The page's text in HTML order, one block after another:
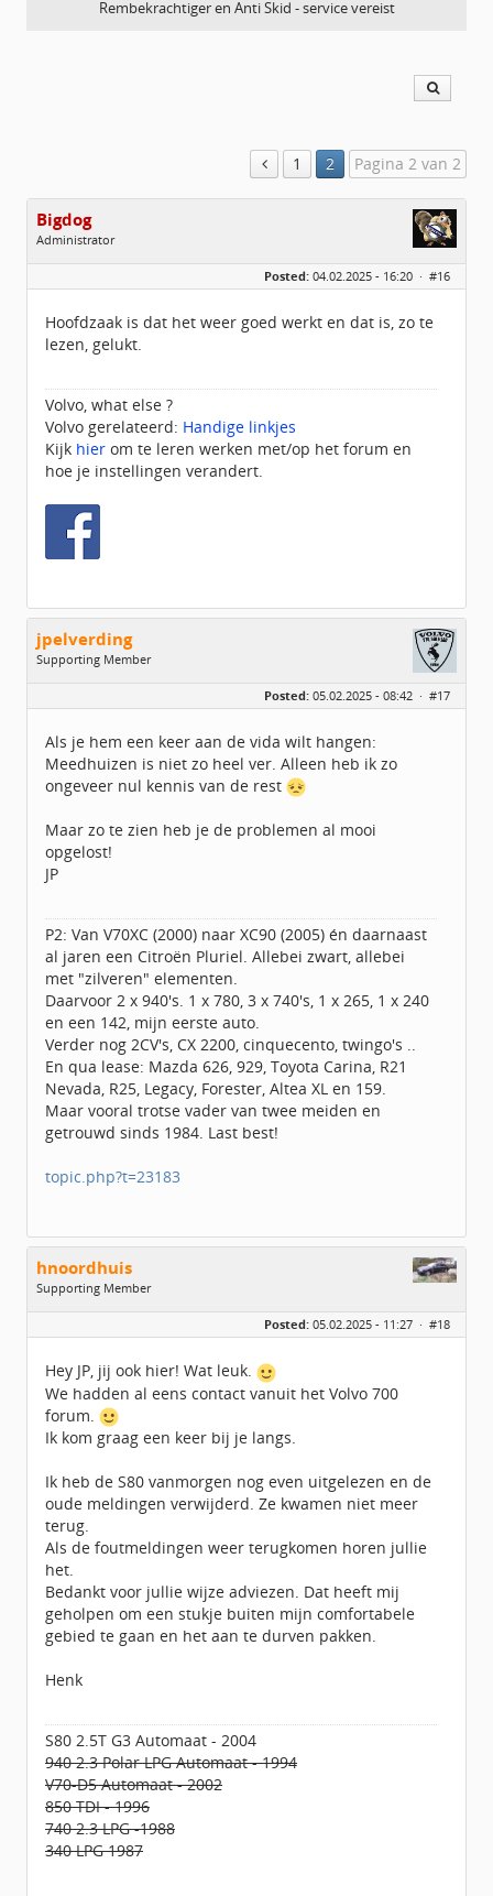
Rembekrachtiger en Anti Skid - service vereist
1 2 Pagina 2 van 2
Bigdog
Administrator
Geslacht:
Homepage:
volvov70forum.com
Geregistreerd: 07 / 2009
Posted: 04.02.2025 - 16:20 · #16
Hoofdzaak is dat het weer goed werkt en dat is, zo te
lezen, gelukt.
Volvo, what else ?
Volvo gerelateerd: Handige linkjes
Kijk hier om te leren werken met/op het forum en
hoe je instellingen verandert.
jpelverding
Supporting Member
Leeftijd:
69
Berichten:
610
Geregistreerd:05 / 2020
Posted: 05.02.2025 - 08:42 · #17
Als je hem een keer aan de vida wilt hangen:
Meedhuizen is niet zo heel ver. Alleen heb ik zo
ongeveer nul kennis van de rest
Maar zo te zien heb je de problemen al mooi
opgelost!
JP
P2: Van V70XC (2000) naar XC90 (2005) én daarnaast
al jaren een Citroën Pluriel. Allebei zwart, allebei
met "zilveren" elementen.
Daarvoor 2 x 940's. 1 x 780, 3 x 740's, 1 x 265, 1 x 240
en een 142, mijn eerste auto.
Verder nog 2CV's, CX 2200, cinquecento, twingo's ..
En qua lease: Mazda 626, 929, Toyota Carina, R21
Nevada, R25, Legacy, Forester, Altea XL en 159.
Maar vooral trotse vader van twee meiden en
getrouwd sinds 1984. Last best!
topic.php?t=23183
hnoordhuis
Supporting Member
Geslacht:
Leeftijd:
57
Geregistreerd:11 / 2015
Posted: 05.02.2025 - 11:27 · #18
Hey JP, jij ook hier! Wat leuk.
We hadden al eens contact vanuit het Volvo 700
forum.
Ik kom graag een keer bij je langs.
Ik heb de S80 vanmorgen nog even uitgelezen en de
oude meldingen verwijderd. Ze kwamen niet meer
terug.
Als de foutmeldingen weer terugkomen horen jullie
het.
Bedankt voor jullie wijze adviezen. Dat heeft mij
geholpen om een stukje buiten mijn comfortabele
gebied te gaan en het aan te durven pakken.
Henk
S80 2.5T G3 Automaat - 2004
940 2.3 Polar LPG Automaat - 1994
V70-D5 Automaat - 2002
850 TDI - 1996
740 2.3 LPG -1988
340 LPG 1987